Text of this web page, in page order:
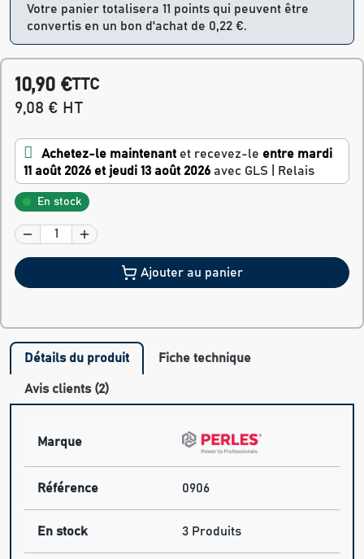
Votre panier totalisera 11 points qui peuvent être
convertis en un bon d'achat de 0,22 €.
10,90 €TTC
9,08 € HT
Achetez-le maintenant et recevez-le entre mardi
11 août 2026 et jeudi 13 août 2026 avec GLS | Relais
En stock
Ajouter au panier
Détails du produit Fiche technique
Avis clients (2)
Marque
Référence 0906
En stock 3 Produits